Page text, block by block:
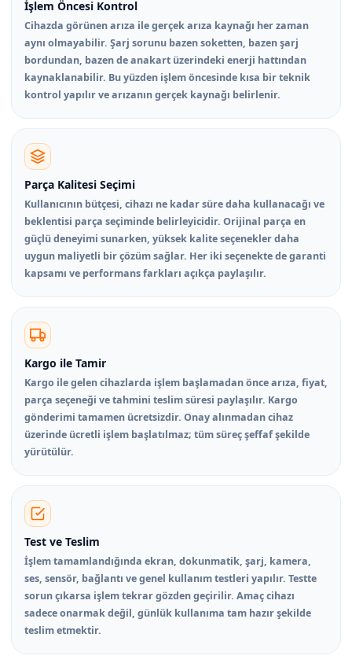
İşlem Öncesi Kontrol
Cihazda görünen arıza ile gerçek arıza kaynağı her zaman
aynı olmayabilir. Şarj sorunu bazen soketten, bazen şarj
bordundan, bazen de anakart üzerindeki enerji hattından
kaynaklanabilir. Bu yüzden işlem öncesinde kısa bir teknik
kontrol yapılır ve arızanın gerçek kaynağı belirlenir.
Parça Kalitesi Seçimi
Kullanıcının bütçesi, cihazı ne kadar süre daha kullanacağı ve
beklentisi parça seçiminde belirleyicidir. Orijinal parça en
güçlü deneyimi sunarken, yüksek kalite seçenekler daha
uygun maliyetli bir çözüm sağlar. Her iki seçenekte de garanti
kapsamı ve performans farkları açıkça paylaşılır.
Kargo ile Tamir
Kargo ile gelen cihazlarda işlem başlamadan önce arıza, fiyat,
parça seçeneği ve tahmini teslim süresi paylaşılır. Kargo
gönderimi tamamen ücretsizdir. Onay alınmadan cihaz
üzerinde ücretli işlem başlatılmaz; tüm süreç şeffaf şekilde
yürütülür.
Test ve Teslim
İşlem tamamlandığında ekran, dokunmatik, şarj, kamera,
ses, sensör, bağlantı ve genel kullanım testleri yapılır. Testte
sorun çıkarsa işlem tekrar gözden geçirilir. Amaç cihazı
sadece onarmak değil, günlük kullanıma tam hazır şekilde
teslim etmektir.